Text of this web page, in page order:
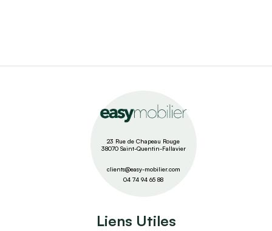
23 Rue de Chapeau Rouge
38070 Saint-Quentin-Fallavier
clients@easy-mobilier.com
04 74 94 65 88
Liens Utiles